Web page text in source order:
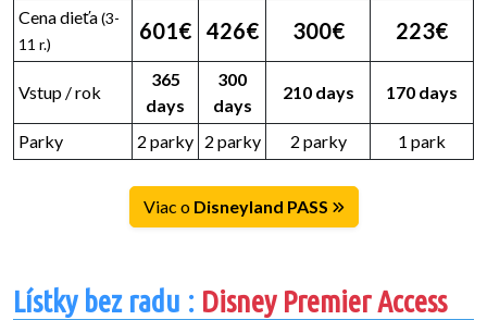
Cena dieťa(3-
11 r.)
601€ 426€ 300€ 223€
Vstup / rok
365
days
300
days
210 days 170 days
Parky 2 parky 2 parky 2 parky 1 park
Viac o Disneyland PASS
Lístky bez radu : Disney Premier Access